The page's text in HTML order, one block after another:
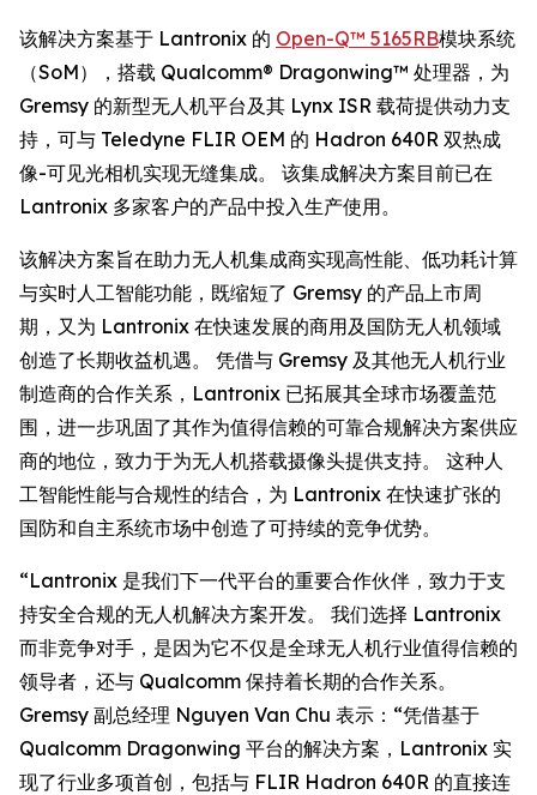
该解决方案基于 Lantronix 的 Open-Q™ 5165RB模块系统
（SoM），搭载 Qualcomm® Dragonwing™ 处理器，为
Gremsy 的新型无人机平台及其 Lynx ISR 载荷提供动力支
持，可与 Teledyne FLIR OEM 的 Hadron 640R 双热成
像-可见光相机实现无缝集成。 该集成解决方案目前已在
Lantronix 多家客户的产品中投入生产使用。
该解决方案旨在助力无人机集成商实现高性能、低功耗计算
与实时人工智能功能，既缩短了 Gremsy 的产品上市周
期，又为 Lantronix 在快速发展的商用及国防无人机领域
创造了长期收益机遇。 凭借与 Gremsy 及其他无人机行业
制造商的合作关系，Lantronix 已拓展其全球市场覆盖范
围，进一步巩固了其作为值得信赖的可靠合规解决方案供应
商的地位，致力于为无人机搭载摄像头提供支持。 这种人
工智能性能与合规性的结合，为 Lantronix 在快速扩张的
国防和自主系统市场中创造了可持续的竞争优势。
“Lantronix 是我们下一代平台的重要合作伙伴，致力于支
持安全合规的无人机解决方案开发。 我们选择 Lantronix
而非竞争对手，是因为它不仅是全球无人机行业值得信赖的
领导者，还与 Qualcomm 保持着长期的合作关系。
Gremsy 副总经理 Nguyen Van Chu 表示：“凭借基于
Qualcomm Dragonwing 平台的解决方案，Lantronix 实
现了行业多项首创，包括与 FLIR Hadron 640R 的直接连